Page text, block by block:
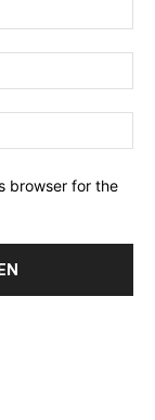
browser for the